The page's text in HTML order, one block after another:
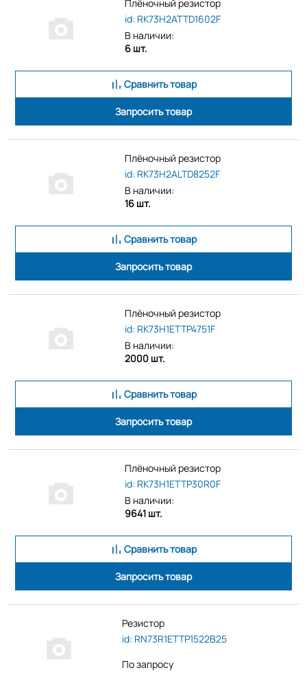
Плёночный резистор
id: RK73H2ATTD1602F
В наличии:
6 шт.
Сравнить товар
Запросить товар
Плёночный резистор
id: RK73H2ALTD8252F
В наличии:
16 шт.
Сравнить товар
Запросить товар
Плёночный резистор
id: RK73H1ETTP4751F
В наличии:
2000 шт.
Сравнить товар
Запросить товар
Плёночный резистор
id: RK73H1ETTP30R0F
В наличии:
9641 шт.
Сравнить товар
Запросить товар
Резистор
id: RN73R1ETTP1522B25
По запросу